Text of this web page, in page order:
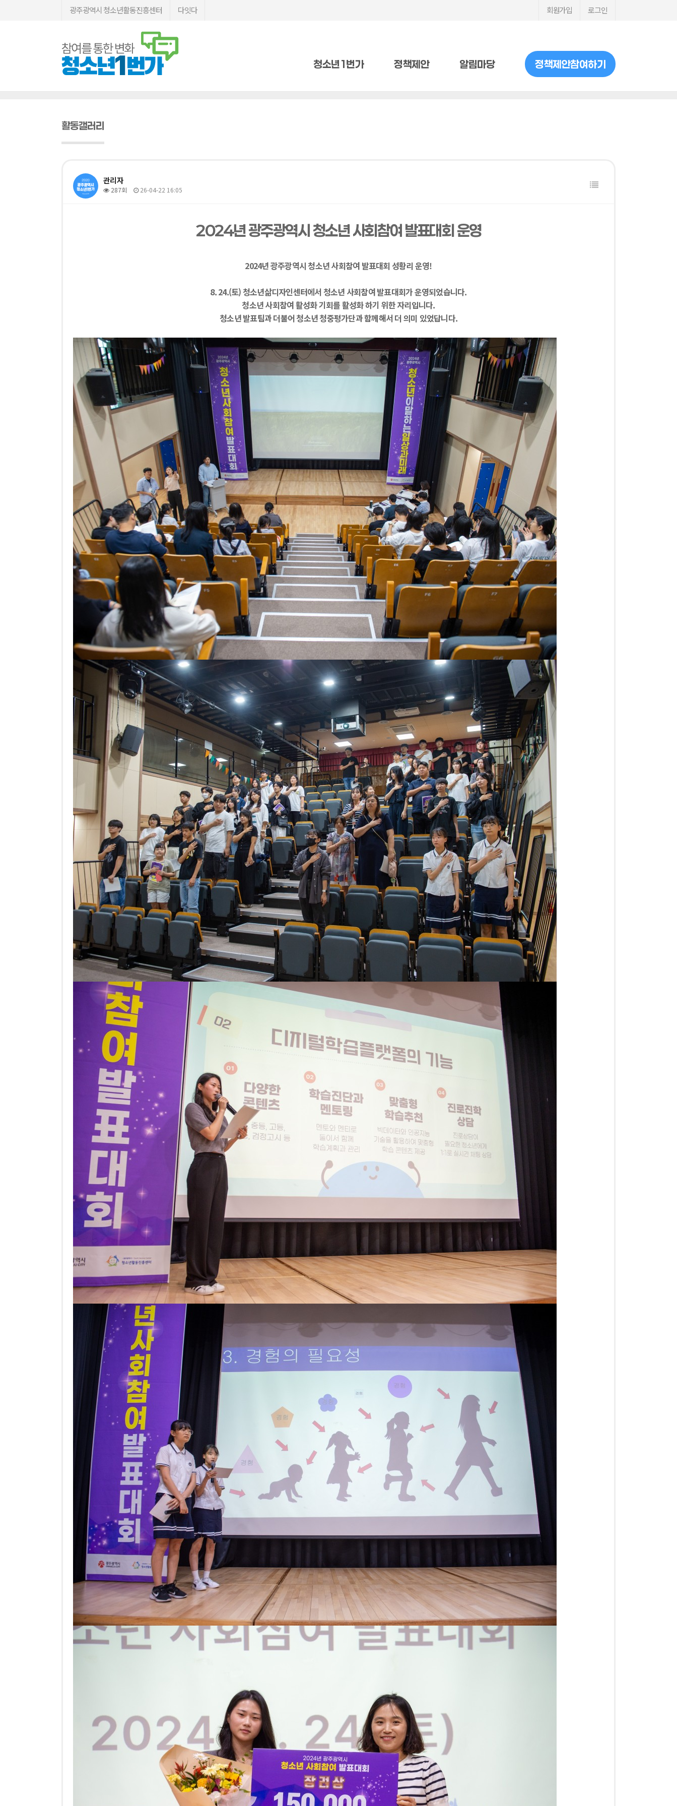
광주광역시 청소년활동진흥센터 다잇다 회원가입 로그인
청소년1번가 정책제안 알림마당 정책제안참여하기
활동갤러리
관리자
287회 26-04-22 16:05
2024년 광주광역시 청소년 사회참여 발표대회 운영
2024년 광주광역시 청소년 사회참여 발표대회 성황리 운영!
8. 24.(토) 청소년삶디자인센터에서 청소년 사회참여 발표대회가 운영되었습니다.
청소년 사회참여 활성화 기회를 활성화 하기 위한 자리입니다.
청소년 발표팀과 더불어 청소년 청중평가단과 함께해서 더 의미 있었답니다.